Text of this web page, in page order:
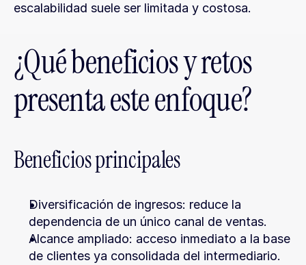
escalabilidad suele ser limitada y costosa.
¿Qué beneficios y retos
presenta este enfoque?
Beneficios principales
Diversificación de ingresos: reduce la
dependencia de un único canal de ventas.
Alcance ampliado: acceso inmediato a la base
de clientes ya consolidada del intermediario.